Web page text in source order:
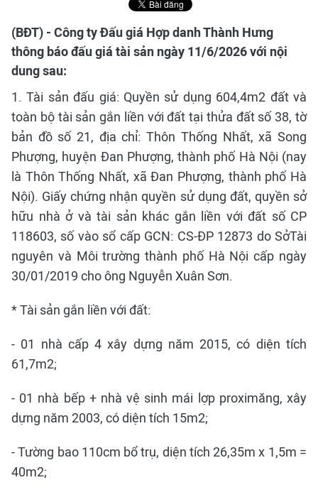
(BĐT) - Công ty Đấu giá Hợp danh Thành Hưng
thông báo đấu giá tài sản ngày 11/6/2026 với nội
dung sau:
1. Tài sản đấu giá: Quyền sử dụng 604,4m2 đất và
toàn bộ tài sản gắn liền với đất tại thửa đất số 38, tờ
bản đồ số 21, địa chỉ: Thôn Thống Nhất, xã Song
Phượng, huyện Đan Phượng, thành phố Hà Nội (nay
là Thôn Thống Nhất, xã Đan Phượng, thành phố Hà
Nội). Giấy chứng nhận quyền sử dụng đất, quyền sở
hữu nhà ở và tài sản khác gắn liền với đất số CP
118603, số vào sổ cấp GCN: CS-ĐP 12873 do SởTài
nguyên và Môi trường thành phố Hà Nội cấp ngày
30/01/2019 cho ông Nguyễn Xuân Sơn.
* Tài sản gắn liền với đất:
- 01 nhà cấp 4 xây dựng năm 2015, có diện tích
61,7m2;
- 01 nhà bếp + nhà vệ sinh mái lợp proximăng, xây
dựng năm 2003, có diện tích 15m2;
- Tường bao 110cm bổ trụ, diện tích 26,35m x 1,5m =
40m2;